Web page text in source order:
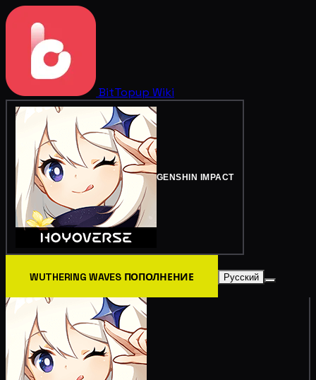
BitTopup Wiki
GENSHIN IMPACT
WUTHERING WAVES ПОПОЛНЕНИЕ Русский